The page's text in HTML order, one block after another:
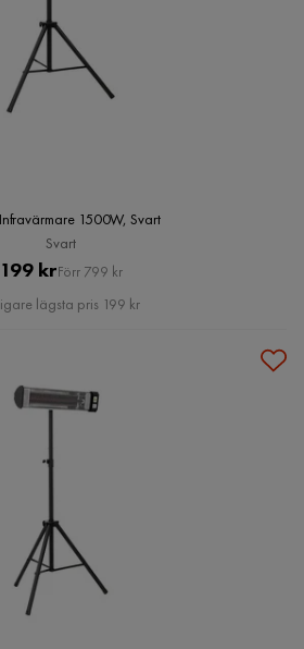
1500W, Svart
Svart
Pris
199 krOriginal
Pris
Förr 799 kr
lägsta pris 199 kr